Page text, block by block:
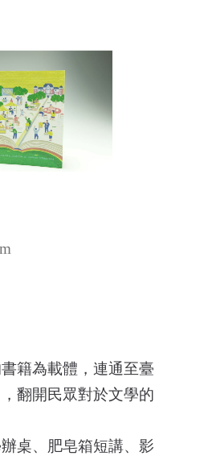
籍為載體，連通至臺
翻開民眾對於文學的
桌、肥皂箱短講、影